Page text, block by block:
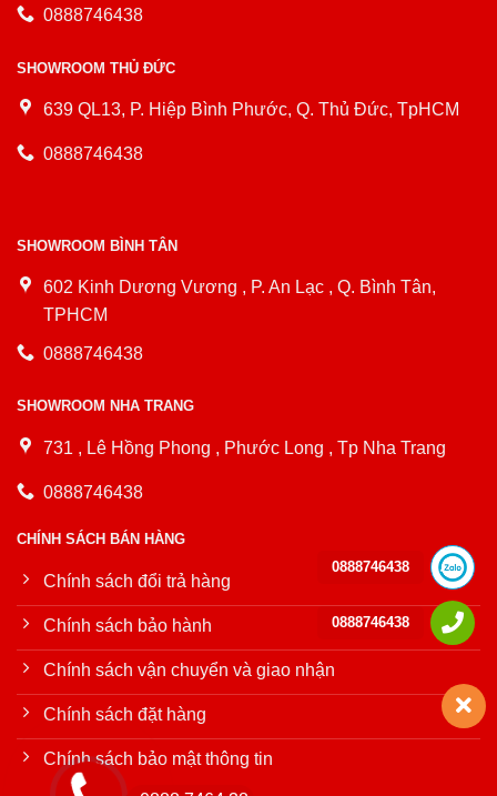
0888746438
SHOWROOM THỦ ĐỨC
639 QL13, P. Hiệp Bình Phước, Q. Thủ Đức, TpHCM
0888746438
SHOWROOM BÌNH TÂN
602 Kinh Dương Vương , P. An Lạc , Q. Bình Tân,
TPHCM
0888746438
SHOWROOM NHA TRANG
731 , Lê Hồng Phong , Phước Long , Tp Nha Trang
0888746438
CHÍNH SÁCH BÁN HÀNG
Chính sách đổi trả hàng
Chính sách bảo hành
Chính sách vận chuyển và giao nhận
Chính sách đặt hàng
Chính sách bảo mật thông tin
0888746438
0888746438